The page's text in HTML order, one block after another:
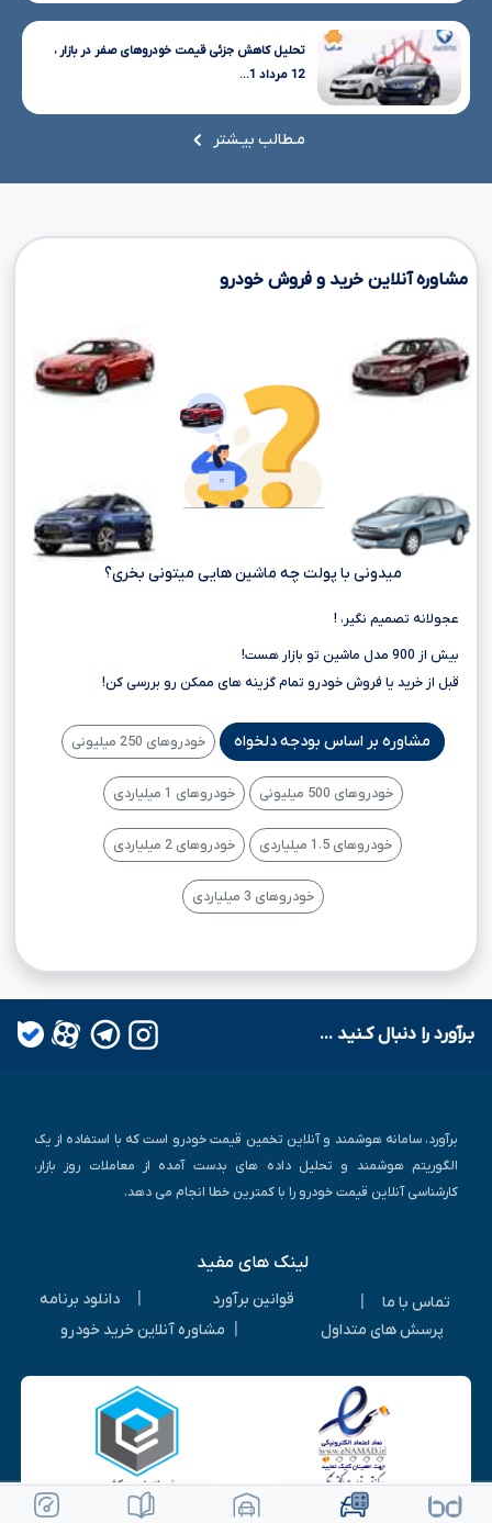
تحلیل کاهش جزئی قیمت خودروهای صفر در بازار ،
12 مرداد 1...
مـطالب بیـشتر
مشاوره آنلاین خرید و فروش خودرو
میدونی با پولت چه ماشین هایی میتونی بخری؟
عجولانه تصمیم نگیر، !
بیش از 900 مدل ماشین تو بازار هست!
قبل از خرید یا فروش خودرو تمام گزینه های ممکن رو بررسی کن!
مشاوره بر اساس بودجه دلخواه خودروهای 250 میلیونی
خودروهای 500 میلیونی خودروهای 1 میلیاردی
خودروهای 1.5 میلیاردی خودروهای 2 میلیاردی
خودروهای 3 میلیاردی
ویرایش خودرو ثبت آگهی رایگان
بـرآورد را دنبال کـنید ...
برآورد، سامانه هوشمند و آنلاین تخمین قیمت خودرو است که با استفاده از یک
الگوریتم هوشمند و تحلیل داده های بدست آمده از معاملات روز بازار،
کارشناسی آنلاین قیمت خودرو را با کمترین خطا انجام می دهد.
لینک های مفید
تماس با ما قوانین برآورد
دانلود برنامه
پرسش های متداول
مشاوره آنلاین خرید خودرو